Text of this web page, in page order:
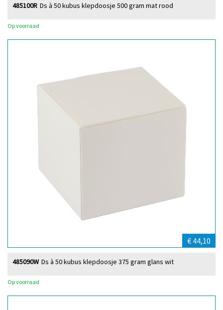
Ds à 50 kubus klepdoosje 500 gram mat rood
485100R
Op voorraad
€ 44,10
Ds à 50 kubus klepdoosje 375 gram glans wit
485090W
Op voorraad